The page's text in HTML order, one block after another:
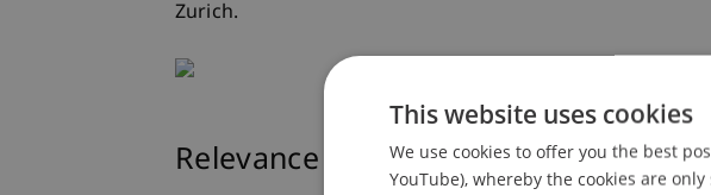
Zurich.
Relevance to Liechtenstein
This website uses cookies
We use cookies to offer you the best
YouTube), whereby the cookies are